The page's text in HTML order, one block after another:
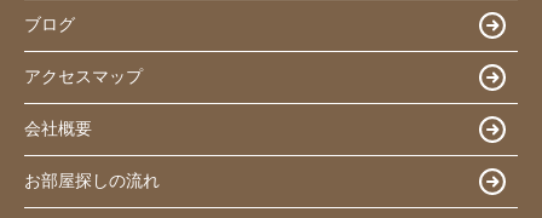
ブログ
アクセスマップ
会社概要
お部屋探しの流れ